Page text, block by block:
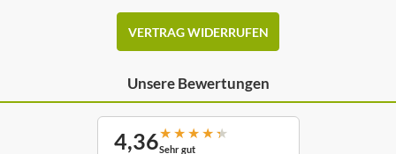
VERTRAG WIDERRUFEN
Unsere Bewertungen
4,36★ ★ ★ ★ ★
Sehr gut